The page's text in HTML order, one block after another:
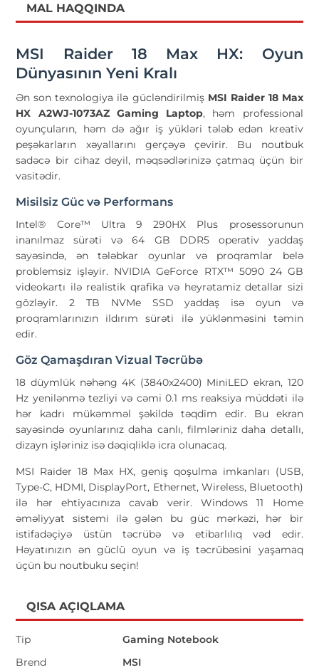
MAL HAQQINDA
MSI Raider 18 Max HX: Oyun
Dünyasının Yeni Kralı
Ən son texnologiya ilə gücləndirilmiş MSI Raider 18 Max
HX A2WJ-1073AZ Gaming Laptop, həm professional
oyunçuların, həm də ağır iş yükləri tələb edən kreativ
peşəkarların xəyallarını gerçəyə çevirir. Bu noutbuk
sadəcə bir cihaz deyil, məqsədlərinizə çatmaq üçün bir
vasitədir.
Misilsiz Güc və Performans
Intel® Core™ Ultra 9 290HX Plus prosessorunun
inanılmaz sürəti və 64 GB DDR5 operativ yaddaş
sayəsində, ən tələbkar oyunlar və proqramlar belə
problemsiz işləyir. NVIDIA GeForce RTX™ 5090 24 GB
videokartı ilə realistik qrafika və heyrətamiz detallar sizi
gözləyir. 2 TB NVMe SSD yaddaş isə oyun və
proqramlarınızın ildırım sürəti ilə yüklənməsini təmin
edir.
Göz Qamaşdıran Vizual Təcrübə
18 düymlük nəhəng 4K (3840x2400) MiniLED ekran, 120
Hz yenilənmə tezliyi və cəmi 0.1 ms reaksiya müddəti ilə
hər kadrı mükəmməl şəkildə təqdim edir. Bu ekran
sayəsində oyunlarınız daha canlı, filmləriniz daha detallı,
dizayn işləriniz isə dəqiqliklə icra olunacaq.
MSI Raider 18 Max HX, geniş qoşulma imkanları (USB,
Type-C, HDMI, DisplayPort, Ethernet, Wireless, Bluetooth)
ilə hər ehtiyacınıza cavab verir. Windows 11 Home
əməliyyat sistemi ilə gələn bu güc mərkəzi, hər bir
istifadəçiyə üstün təcrübə və etibarlılıq vəd edir.
Həyatınızın ən güclü oyun və iş təcrübəsini yaşamaq
üçün bu noutbuku seçin!
QISA AÇIQLAMA
Tip
Gaming Notebook
Brend
MSI